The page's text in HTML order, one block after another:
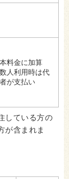
料金に加算
人利用時は代
が支払い
している方の
が含まれま